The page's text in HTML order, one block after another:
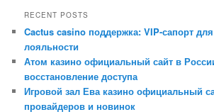
r
h
RECENT POSTS
Cactus casino поддержка: VIP-сапорт
лояльности
Атом казино официальный сайт в
восстановление доступа
Игровой зал Ева казино официальный
провайдеров и новинок